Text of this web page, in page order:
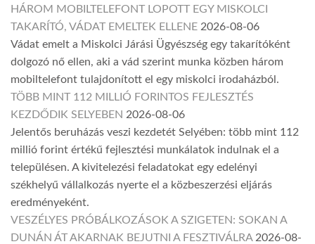
HÁROM MOBILTELEFONT LOPOTT EGY MISKOLCI
TAKARÍTÓ, VÁDAT EMELTEK ELLENE 2026-08-06
Vádat emelt a Miskolci Járási Ügyészség egy takarítóként
dolgozó nő ellen, aki a vád szerint munka közben három
mobiltelefont tulajdonított el egy miskolci irodaházból.
TÖBB MINT 112 MILLIÓ FORINTOS FEJLESZTÉS
KEZDŐDIK SELYEBEN 2026-08-06
Jelentős beruházás veszi kezdetét Selyében: több mint 112
millió forint értékű fejlesztési munkálatok indulnak el a
településen. A kivitelezési feladatokat egy edelényi
székhelyű vállalkozás nyerte el a közbeszerzési eljárás
eredményeként.
VESZÉLYES PRÓBÁLKOZÁSOK A SZIGETEN: SOKAN A
DUNÁN ÁT AKARNAK BEJUTNI A FESZTIVÁLRA 2026-08-